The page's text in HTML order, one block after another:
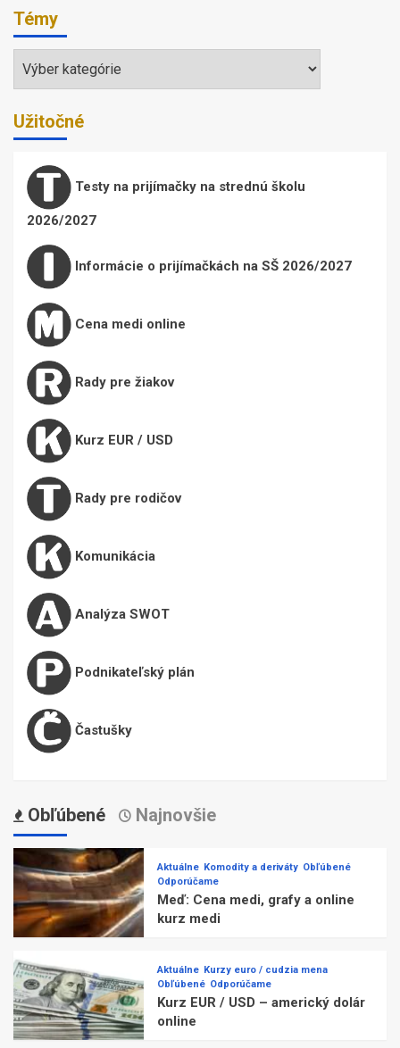
Témy
Témy
Užitočné
Testy na prijímačky na strednú školu
2026/2027
Informácie o prijímačkách na SŠ 2026/2027
Cena medi online
Rady pre žiakov
Kurz EUR / USD
Rady pre rodičov
Komunikácia
Analýza SWOT
Podnikateľský plán
Častušky
Obľúbené Najnovšie
Aktuálne Komodity a deriváty Obľúbené
Odporúčame
Meď: Cena medi, grafy a online
kurz medi
Aktuálne Kurzy euro / cudzia mena
Obľúbené Odporúčame
Kurz EUR / USD – americký dolár
online